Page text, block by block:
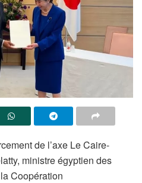
de l’axe Le Caire-
ministre égyptien des
Coopération